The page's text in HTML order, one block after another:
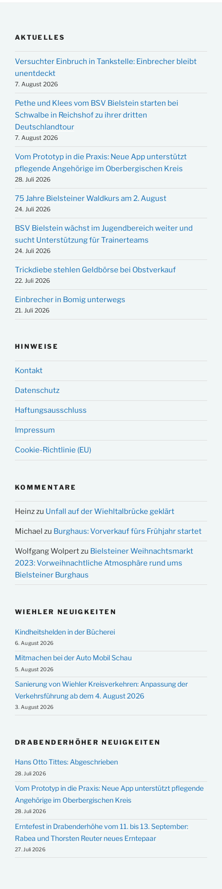
AKTUELLES
Versuchter Einbruch in Tankstelle: Einbrecher bleibt
unentdeckt
7. August 2026
Pethe und Klees vom BSV Bielstein starten bei
Schwalbe in Reichshof zu ihrer dritten
Deutschlandtour
7. August 2026
Vom Prototyp in die Praxis: Neue App unterstützt
pflegende Angehörige im Oberbergischen Kreis
28. Juli 2026
75 Jahre Bielsteiner Waldkurs am 2. August
24. Juli 2026
BSV Bielstein wächst im Jugendbereich weiter und
sucht Unterstützung für Trainerteams
24. Juli 2026
Trickdiebe stehlen Geldbörse bei Obstverkauf
22. Juli 2026
Einbrecher in Bomig unterwegs
21. Juli 2026
HINWEISE
Kontakt
Datenschutz
Haftungsausschluss
Impressum
Cookie-Richtlinie (EU)
KOMMENTARE
Heinzzu Unfall auf der Wiehltalbrücke geklärt
Michael zu Burghaus: Vorverkauf fürs Frühjahr startet
Wolfgang Wolpertzu Bielsteiner Weihnachtsmarkt
2023: Vorweihnachtliche Atmosphäre rund ums
Bielsteiner Burghaus
WIEHLER NEUIGKEITEN
Kindheitshelden in der Bücherei
6. August 2026
Mitmachen bei der Auto Mobil Schau
5. August 2026
Sanierung von Wiehler Kreisverkehren: Anpassung der
Verkehrsführung ab dem 4. August 2026
3. August 2026
DRABENDERHÖHER NEUIGKEITEN
Hans Otto Tittes: Abgeschrieben
28. Juli 2026
Vom Prototyp in die Praxis: Neue App unterstützt pflegende
Angehörige im Oberbergischen Kreis
28. Juli 2026
Erntefest in Drabenderhöhe vom 11. bis 13. September:
Rabea und Thorsten Reuter neues Erntepaar
27. Juli 2026